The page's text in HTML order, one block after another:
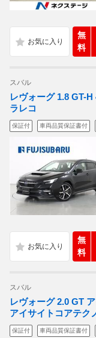
無
料
スバル
レヴォーグ 1.8 GT-
ラレコ
保証付 車両品質保証書付
無
料
スバル
レヴォーグ 2.0 GT
アイサイトコアテク
保証付 車両品質保証書付